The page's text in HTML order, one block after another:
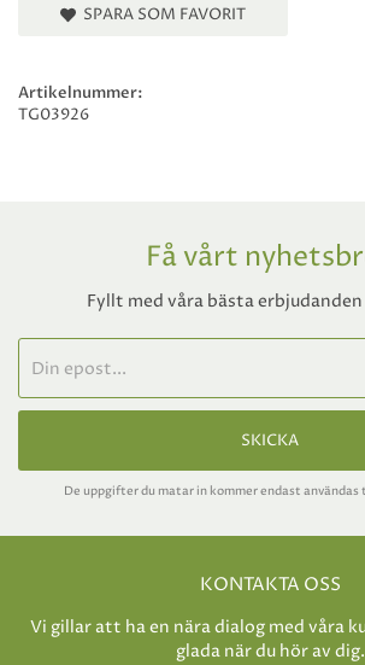
SPARA SOM FAVORIT
Artikelnummer:
TG03926
Få vårt
Fyllt med våra bästa
SKICKA
De uppgifter du matar in kommer endast användas
KONTAKTA OSS
Vi gillar att ha en nära dialog med våra
glada när du hör av dig.